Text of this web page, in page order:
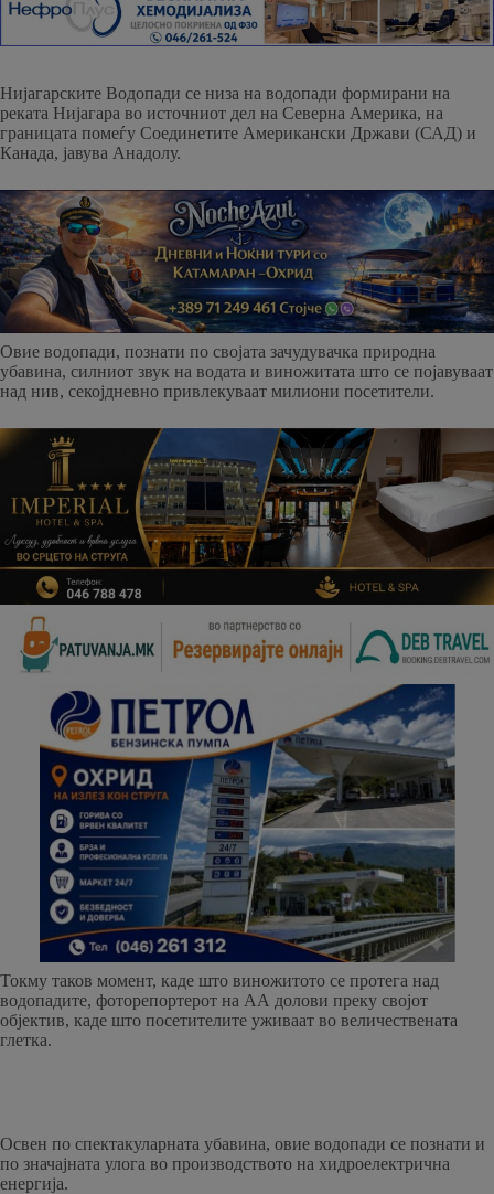
Нијагарските Водопади се низа на водопади формирани на
реката Нијагара во источниот дел на Северна Америка, на
границата помеѓу Соединетите Американски Држави (САД) и
Канада, јавува Анадолу.
Овие водопади, познати по својата зачудувачка природна
убавина, силниот звук на водата и виножитата што се појавуваат
над нив, секојдневно привлекуваат милиони посетители.
Токму таков момент, каде што виножитото се протега над
водопадите, фоторепортерот на АА долови преку својот
објектив, каде што посетителите уживаат во величествената
глетка.
Освен по спектакуларната убавина, овие водопади се познати и
по значајната улога во производството на хидроелектрична
енергија.